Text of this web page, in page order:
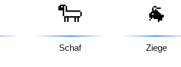
🐑
Schaf
🐐
Ziege